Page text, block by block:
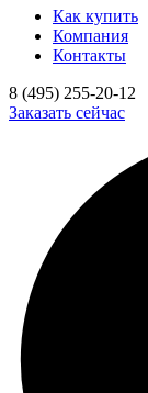
Как купить
Компания
Контакты
8 (495) 255-20-12
Заказать сейчас